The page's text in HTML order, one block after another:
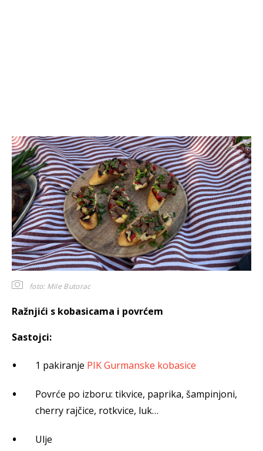
foto: Mile Butorac
Ražnjići s kobasicama i povrćem
Sastojci:
1 pakiranje PIK Gurmanske kobasice
Povrće po izboru: tikvice, paprika, šampinjoni,
cherry rajčice, rotkvice, luk…
Ulje